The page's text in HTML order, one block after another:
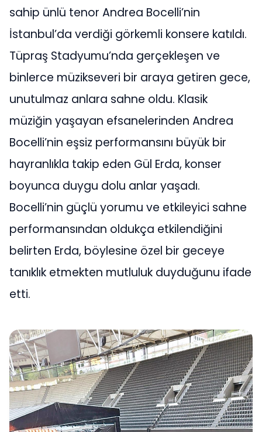
sahip ünlü tenor Andrea Bocelli’nin
İstanbul’da verdiği görkemli konsere katıldı.
Tüpraş Stadyumu’nda gerçekleşen ve
binlerce müzikseveri bir araya getiren gece,
unutulmaz anlara sahne oldu. Klasik
müziğin yaşayan efsanelerinden Andrea
Bocelli’nin eşsiz performansını büyük bir
hayranlıkla takip eden Gül Erda, konser
boyunca duygu dolu anlar yaşadı.
Bocelli’nin güçlü yorumu ve etkileyici sahne
performansından oldukça etkilendiğini
belirten Erda, böylesine özel bir geceye
tanıklık etmekten mutluluk duyduğunu ifade
etti.